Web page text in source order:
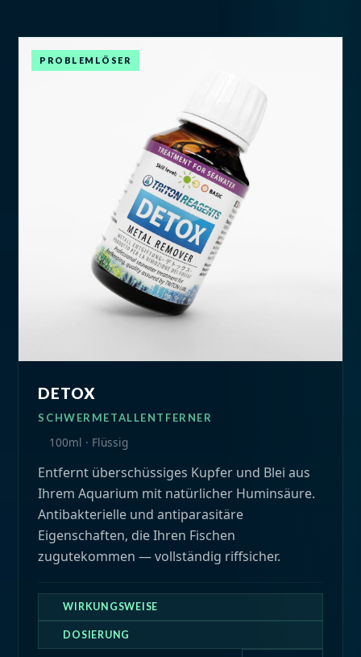
PROBLEMLÖSER
DETOX
SCHWERMETALLENTFERNER
100ml · Flüssig
Entfernt überschüssiges Kupfer und Blei aus
Ihrem Aquarium mit natürlicher Huminsäure.
Antibakterielle und antiparasitäre
Eigenschaften, die Ihren Fischen
zugutekommen — vollständig riffsicher.
WIRKUNGSWEISE
DOSIERUNG